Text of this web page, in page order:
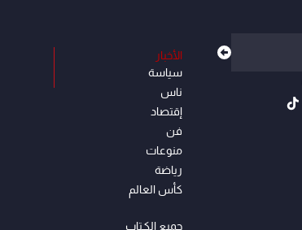
الأخبار
سياسة
ناس
إقتصاد
فن
منوعات
رياضة
كأس العالم
جميع الكـتاب